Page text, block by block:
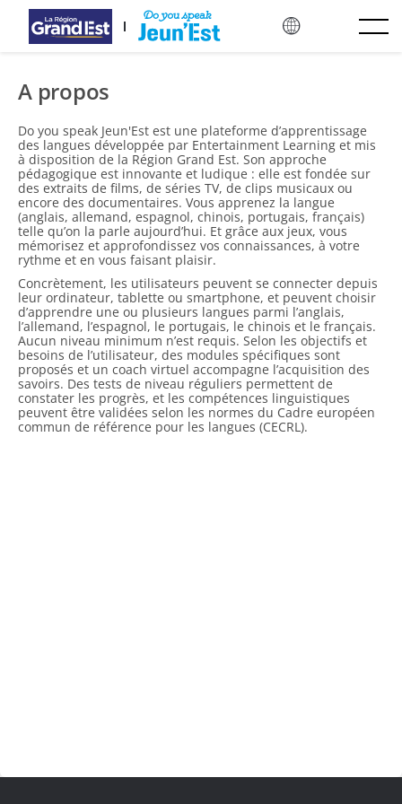
Pomiń i przejdź do treści głównej
A propos
Do you speak Jeun'Est est une plateforme d’apprentissage
des langues développée par Entertainment Learning et mis
à disposition de la Région Grand Est. Son approche
pédagogique est innovante et ludique : elle est fondée sur
des extraits de films, de séries TV, de clips musicaux ou
encore des documentaires. Vous apprenez la langue
(anglais, allemand, espagnol, chinois, portugais, français)
telle qu’on la parle aujourd’hui. Et grâce aux jeux, vous
mémorisez et approfondissez vos connaissances, à votre
rythme et en vous faisant plaisir.
Concrètement, les utilisateurs peuvent se connecter depuis
leur ordinateur, tablette ou smartphone, et peuvent choisir
d’apprendre une ou plusieurs langues parmi l’anglais,
l’allemand, l’espagnol, le portugais, le chinois et le français.
Aucun niveau minimum n’est requis. Selon les objectifs et
besoins de l’utilisateur, des modules spécifiques sont
proposés et un coach virtuel accompagne l’acquisition des
savoirs. Des tests de niveau réguliers permettent de
constater les progrès, et les compétences linguistiques
peuvent être validées selon les normes du Cadre européen
commun de référence pour les langues (CECRL).